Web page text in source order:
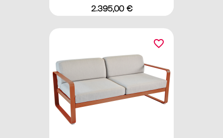
Preis
2.395,00 €
favorite_border